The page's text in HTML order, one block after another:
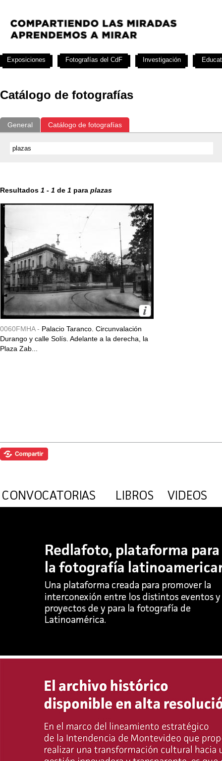
Catálogo de fotografías
General Catálogo de fotografías
Resultados 1 - 1 de 1 para plazas
0060FMHA - Palacio Taranco. Circunvalación
Durango y calle Solís. Adelante a la derecha, la
Plaza Zab...
Exposiciones Fotografías del CdF Investigación